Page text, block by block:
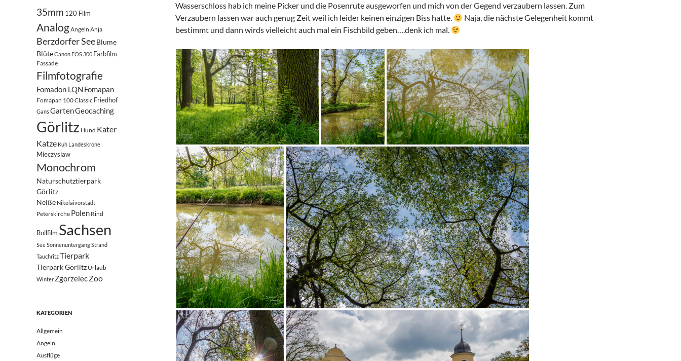
Wasserschloss hab ich meine Picker und die Posenrute ausgeworfen und mich von der Gegend verzaubern lassen. Zum
Verzaubern lassen war auch genug Zeit weil ich leider keinen einzigen Biss hatte.
Naja, die nächste Gelegenheit kommt
bestimmt und dann wirds vielleicht auch mal ein Fischbild geben….denk ich mal.
35mm 120 Film
AnalogAngeln Anja
Berzdorfer SeeBlume
BlüteCanon EOS 300 Farbfilm
Fassade
Filmfotografie
Fomadon LQN Fomapan
Fomapan 100 Classic Friedhof
GansGartenGeocaching
Görlitz Hund Kater
Katze Kuh Landeskrone
Mieczyslaw
Monochrom
Naturschutztierpark
Görlitz
Neiße Nikolaivorstadt
Peterskirche Polen Rind
Rollfilm Sachsen
SeeSonnenuntergangStrand
TauchritzTierpark
Tierpark Görlitz Urlaub
Winter ZgorzelecZoo
KATEGORIEN
Allgemein
Angeln
Ausflüge